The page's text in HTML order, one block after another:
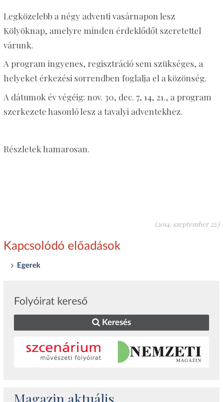
Legközelebb a négy adventi vasárnapon lesz
Kölyöknap, amelyre minden érdeklődőt szeretettel
várunk.
A program ingyenes, regisztráció sem szükséges, a
helyeket érkezési sorrendben foglalja el a közönség.
A dátumok év végéig: nov. 30, dec. 7, 14, 21., a program
szerkezete hasonló lesz a tavalyi adventekhez.
Részletek hamarosan.
(2014. szeptember 22.)
Kapcsolódó előadások
Egerek
Folyóirat kereső
Keresés